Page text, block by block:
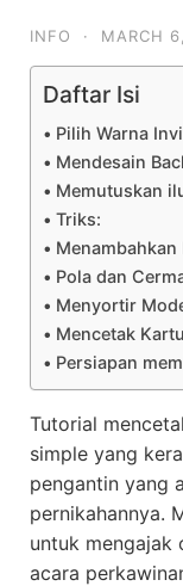
INFO · MARCH
Daftar Isi
Pilih Warna
Mendesain
Memutuskan
Triks:
Pola dan
Menyortir
Mencetak
Persiapan
Tutorial
simple yang
pengantin yang
pernikahannya.
untuk mengajak
acara